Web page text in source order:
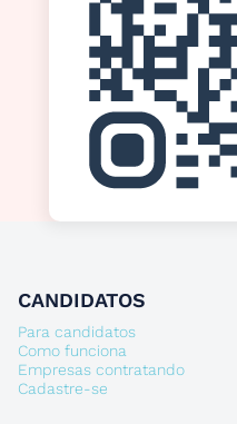
CANDIDATOS
Para candidatos
Como funciona
Empresas contratando
Cadastre-se